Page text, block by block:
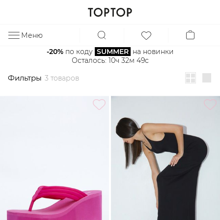
Меню
-20% по коду SUMMER на новинки
Осталось: 10ч 32м 49с
Фильтры 3 товаров
Фильтры